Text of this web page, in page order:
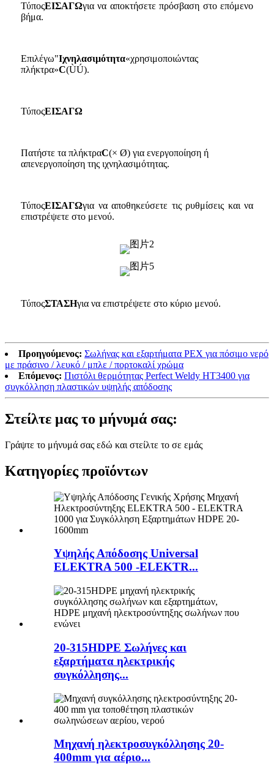
ΤύποςΕΙΣΑΓΩγια να αποκτήσετε πρόσβαση στο επόμενο
βήμα.
Επιλέγω"Ιχνηλασιμότητα«χρησιμοποιώντας
πλήκτρα»C(ÙÚ).
ΤύποςΕΙΣΑΓΩ
Πατήστε τα πλήκτραC(× Ø) για ενεργοποίηση ή
απενεργοποίηση της ιχνηλασιμότητας.
ΤύποςΕΙΣΑΓΩγια να αποθηκεύσετε τις ρυθμίσεις και να
επιστρέψετε στο μενού.
ΤύποςΣΤΑΣΗγια να επιστρέψετε στο κύριο μενού.
Προηγούμενος: Σωλήνας και εξαρτήματα PEX για πόσιμο νερό
με πράσινο / λευκό / μπλε / πορτοκαλί χρώμα
Επόμενος: Πιστόλι θερμότητας Perfect Weldy HT3400 για
συγκόλληση πλαστικών υψηλής απόδοσης
Στείλτε μας το μήνυμά σας:
Γράψτε το μήνυμά σας εδώ και στείλτε το σε εμάς
Κατηγορίες προϊόντων
Υψηλής Απόδοσης Universal
ELEKTRA 500 -ELEKTR...
20-315HDPE Σωλήνες και
εξαρτήματα ηλεκτρικής
συγκόλλησης...
Μηχανή ηλεκτροσυγκόλλησης 20-
400mm για αέριο...